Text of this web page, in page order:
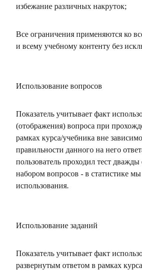
избежание различных накруток;
Все ограничения применяются ко
и всему учебному контенту без
Использование вопросов
Показатель учитывает факт
(отображения) вопроса при
рамках курса/учебника вне
правильности данного на него
пользователь проходил тест
набором вопросов - в статистике
использования.
Использование заданий
Показатель учитывает факт
развернутым ответом в рамках